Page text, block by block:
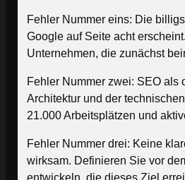
Fehler Nummer eins: Die
Google auf Seite acht
Unternehmen, die zunächst
Fehler Nummer zwei: SEO als
Architektur und der
21.000 Arbeitsplätzen und
Fehler Nummer drei: Keine
wirksam. Definieren Sie vor
entwickeln, die dieses Ziel